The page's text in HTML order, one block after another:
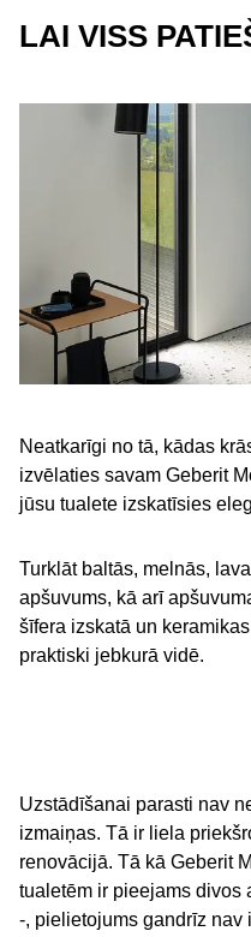
LAI VISS
Neatkarīgi no tā, kādas
izvēlaties savam Geberit
jūsu tualete izskatīsies
Turklāt baltās, melnās,
apšuvums, kā arī
šīfera izskatā un
praktiski jebkurā vidē.
Uzstādīšanai parasti nav
izmaiņas. Tā ir liela
renovācijā. Tā kā Geberit
tualetēm ir pieejams divos
-, pielietojums gandrīz nav